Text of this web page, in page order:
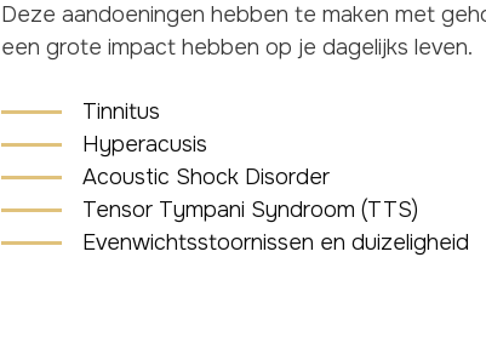
Deze aandoeningen hebben te maken met
een grote impact hebben op je dagelijks leven.
Tinnitus
Hyperacusis
Acoustic Shock Disorder
Tensor Tympani Syndroom (TTS)
Evenwichtsstoornissen en duizeligheid